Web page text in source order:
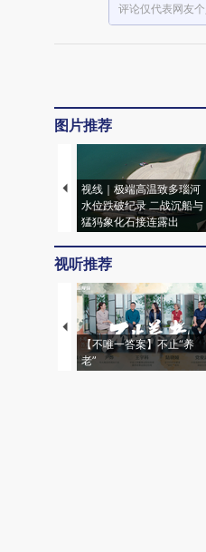
评论仅代表网友
图片推荐
视线｜极端高温致多瑙河
水位跌破纪录 二战沉船与
猛犸象化石接连露出
视听推荐
【不唯一答案】不止“养
老”